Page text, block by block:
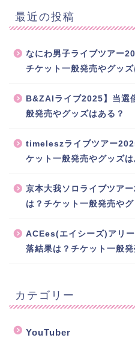
最近の投稿
なにわ男子ライブツアー
チケット一般発売やグッズ
B&ZAIライブ2025】当選
般発売やグッズはある？
timeleszライブツアー
ケット一般発売やグッズは
京本大我ソロライブツア
は？チケット一般発売やグ
ACEes(エイシーズ)アリ
落結果は？チケット一般
カテゴリー
YouTuber